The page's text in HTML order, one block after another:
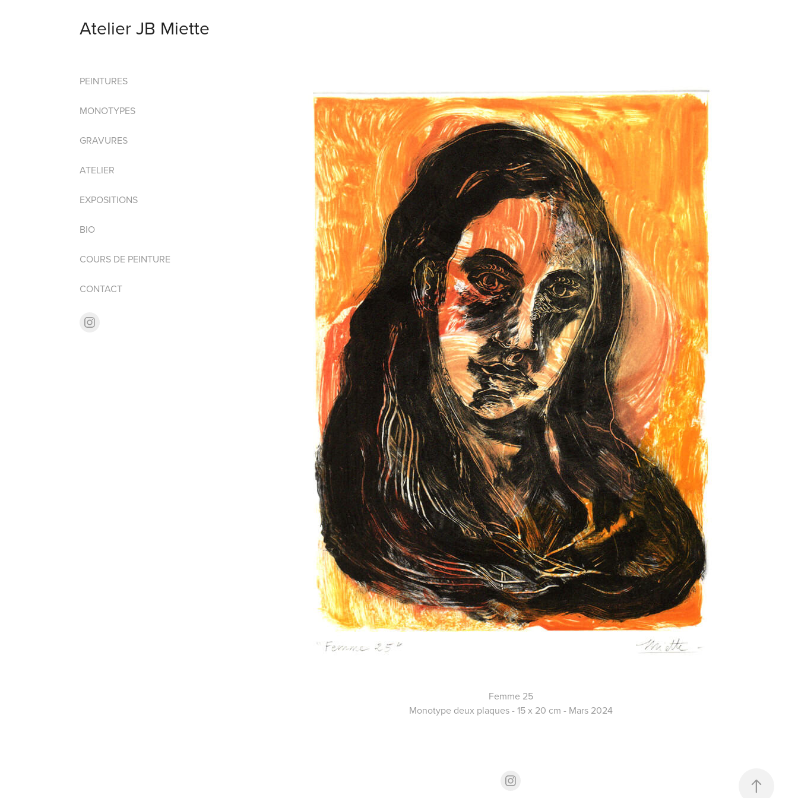
Atelier JB Miette
PEINTURES
MONOTYPES
GRAVURES
ATELIER
EXPOSITIONS
BIO
COURS DE PEINTURE
CONTACT
Femme 25
Monotype deux plaques - 15 x 20 cm - Mars 2024